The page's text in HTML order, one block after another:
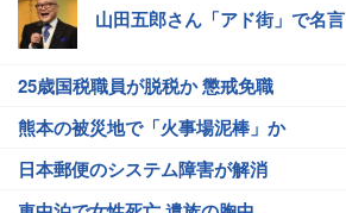
山田五郎さん「アド街」で名言
25歳国税職員が脱税か 懲戒免職
熊本の被災地で「火事場泥棒」か
日本郵便のシステム障害が解消